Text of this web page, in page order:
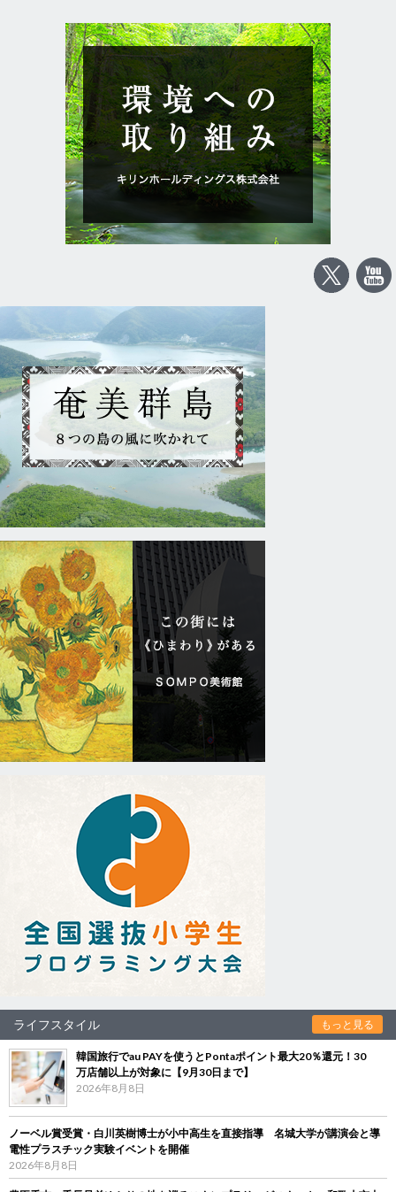
ライフスタイル もっと見る
韓国旅行でau PAYを使うとPontaポイント最大20％還元！30
万店舗以上が対象に【9月30日まで】
2026年8月8日
ノーベル賞受賞・白川英樹博士が小中高生を直接指導 名城大学が講演会と導
電性プラスチック実験イベントを開催
2026年8月8日